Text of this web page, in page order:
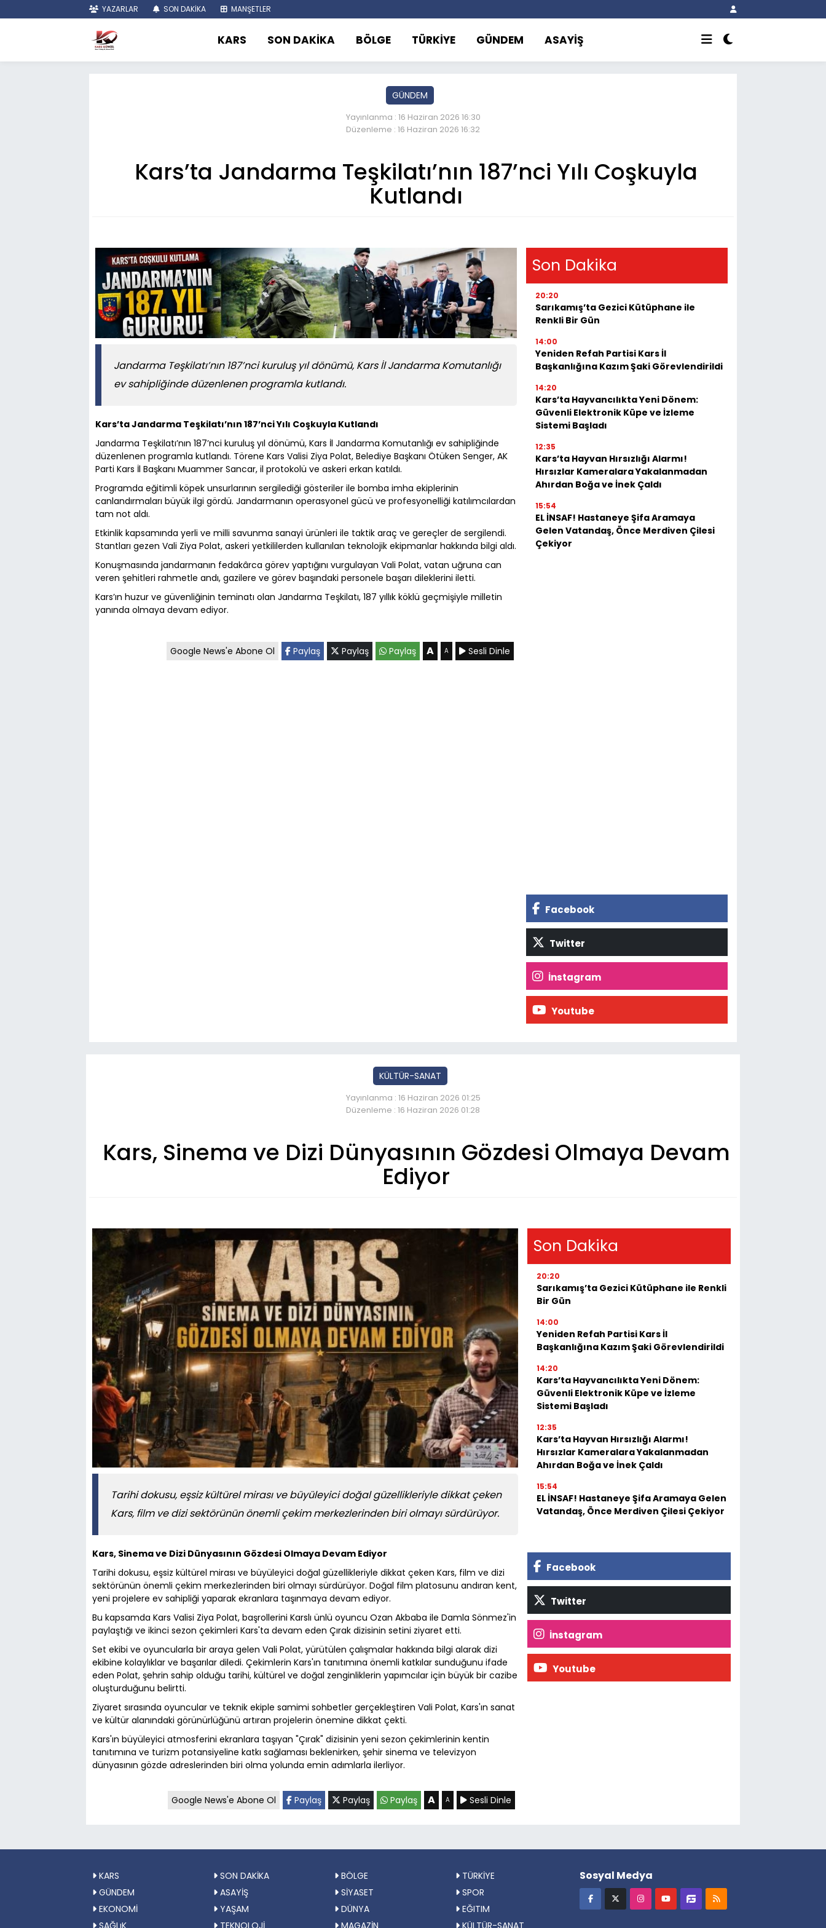
YAZARLAR SON DAKİKA MANŞETLER
KARS SON DAKİKA BÖLGE TÜRKİYE GÜNDEM ASAYİŞ
GÜNDEM
Yayınlanma : 16 Haziran 2026 16:30
Düzenleme : 16 Haziran 2026 16:32
Kars’ta Jandarma Teşkilatı’nın 187’nci Yılı Coşkuyla
Kutlandı
Jandarma Teşkilatı’nın 187’nci kuruluş yıl dönümü, Kars İl Jandarma Komutanlığı
ev sahipliğinde düzenlenen programla kutlandı.
Kars’ta Jandarma Teşkilatı’nın 187’nci Yılı Coşkuyla Kutlandı
Jandarma Teşkilatı’nın 187’nci kuruluş yıl dönümü, Kars İl Jandarma Komutanlığı ev sahipliğinde
düzenlenen programla kutlandı. Törene Kars Valisi Ziya Polat, Belediye Başkanı Ötüken Senger, AK
Parti Kars İl Başkanı Muammer Sancar, il protokolü ve askeri erkan katıldı.
Programda eğitimli köpek unsurlarının sergilediği gösteriler ile bomba imha ekiplerinin
canlandırmaları büyük ilgi gördü. Jandarmanın operasyonel gücü ve profesyonelliği katılımcılardan
tam not aldı.
Etkinlik kapsamında yerli ve milli savunma sanayi ürünleri ile taktik araç ve gereçler de sergilendi.
Stantları gezen Vali Ziya Polat, askeri yetkililerden kullanılan teknolojik ekipmanlar hakkında bilgi aldı.
Konuşmasında jandarmanın fedakârca görev yaptığını vurgulayan Vali Polat, vatan uğruna can
veren şehitleri rahmetle andı, gazilere ve görev başındaki personele başarı dileklerini iletti.
Kars’ın huzur ve güvenliğinin teminatı olan Jandarma Teşkilatı, 187 yıllık köklü geçmişiyle milletin
yanında olmaya devam ediyor.
Google News'e Abone Ol Paylaş Paylaş Paylaş A A Sesli Dinle
Son Dakika
20:20
Sarıkamış’ta Gezici Kütüphane ile
Renkli Bir Gün
14:00
Yeniden Refah Partisi Kars İl
Başkanlığına Kazım Şaki Görevlendirildi
14:20
Kars’ta Hayvancılıkta Yeni Dönem:
Güvenli Elektronik Küpe ve İzleme
Sistemi Başladı
12:35
Kars’ta Hayvan Hırsızlığı Alarmı!
Hırsızlar Kameralara Yakalanmadan
Ahırdan Boğa ve İnek Çaldı
15:54
EL İNSAF! Hastaneye Şifa Aramaya
Gelen Vatandaş, Önce Merdiven Çilesi
Çekiyor
Facebook
Twitter
İnstagram
Youtube
KÜLTÜR-SANAT
Yayınlanma : 16 Haziran 2026 01:25
Düzenleme : 16 Haziran 2026 01:28
Kars, Sinema ve Dizi Dünyasının Gözdesi Olmaya Devam
Ediyor
Tarihi dokusu, eşsiz kültürel mirası ve büyüleyici doğal güzellikleriyle dikkat çeken
Kars, film ve dizi sektörünün önemli çekim merkezlerinden biri olmayı sürdürüyor.
Kars, Sinema ve Dizi Dünyasının Gözdesi Olmaya Devam Ediyor
Tarihi dokusu, eşsiz kültürel mirası ve büyüleyici doğal güzellikleriyle dikkat çeken Kars, film ve dizi
sektörünün önemli çekim merkezlerinden biri olmayı sürdürüyor. Doğal film platosunu andıran kent,
yeni projelere ev sahipliği yaparak ekranlara taşınmaya devam ediyor.
Bu kapsamda Kars Valisi Ziya Polat, başrollerini Karslı ünlü oyuncu Ozan Akbaba ile Damla Sönmez'in
paylaştığı ve ikinci sezon çekimleri Kars'ta devam eden Çırak dizisinin setini ziyaret etti.
Set ekibi ve oyuncularla bir araya gelen Vali Polat, yürütülen çalışmalar hakkında bilgi alarak dizi
ekibine kolaylıklar ve başarılar diledi. Çekimlerin Kars'ın tanıtımına önemli katkılar sunduğunu ifade
eden Polat, şehrin sahip olduğu tarihi, kültürel ve doğal zenginliklerin yapımcılar için büyük bir cazibe
oluşturduğunu belirtti.
Ziyaret sırasında oyuncular ve teknik ekiple samimi sohbetler gerçekleştiren Vali Polat, Kars'ın sanat
ve kültür alanındaki görünürlüğünü artıran projelerin önemine dikkat çekti.
Kars'ın büyüleyici atmosferini ekranlara taşıyan "Çırak" dizisinin yeni sezon çekimlerinin kentin
tanıtımına ve turizm potansiyeline katkı sağlaması beklenirken, şehir sinema ve televizyon
dünyasının gözde adreslerinden biri olma yolunda emin adımlarla ilerliyor.
Google News'e Abone Ol Paylaş Paylaş Paylaş A A Sesli Dinle
Son Dakika
20:20
Sarıkamış’ta Gezici Kütüphane ile Renkli
Bir Gün
14:00
Yeniden Refah Partisi Kars İl
Başkanlığına Kazım Şaki Görevlendirildi
14:20
Kars’ta Hayvancılıkta Yeni Dönem:
Güvenli Elektronik Küpe ve İzleme
Sistemi Başladı
12:35
Kars’ta Hayvan Hırsızlığı Alarmı!
Hırsızlar Kameralara Yakalanmadan
Ahırdan Boğa ve İnek Çaldı
15:54
EL İNSAF! Hastaneye Şifa Aramaya Gelen
Vatandaş, Önce Merdiven Çilesi Çekiyor
Facebook
Twitter
İnstagram
Youtube
KARS SON DAKİKA BÖLGE
TÜRKİYE
GÜNDEM
ASAYİŞ SİYASET
SPOR
EKONOMİ
YAŞAM DÜNYA
EĞITIM
SAĞLıK
TEKNOLOJİ MAGAZİN KÜLTÜR-SANAT
Sosyal Medya